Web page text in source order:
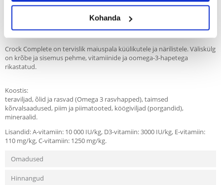
Kohanda
Recommend
Kirjeldus
Crock Complete on tervislik maiuspala küülikutele ja närilistele. Väliskülg
on krõbe ja sisemus pehme, vitamiinide ja oomega-3-hapetega
rikastatud.
Koostis:
teraviljad, õlid ja rasvad (Omega 3 rasvhapped), taimsed
kõrvalsaadused, piim ja piimatooted, köögiviljad (porgandid),
mineraalid.
Lisandid: A-vitamiin: 10 000 IU/kg, D3-vitamiin: 3000 IU/kg, E-vitamiin:
110 mg/kg, C-vitamiin: 1250 mg/kg.
Omadused
Hinnangud